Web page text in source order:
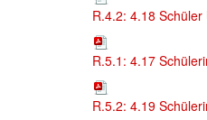
R.4.2: 4.18 Schüler
R.5.1: 4.17
R.5.2: 4.19